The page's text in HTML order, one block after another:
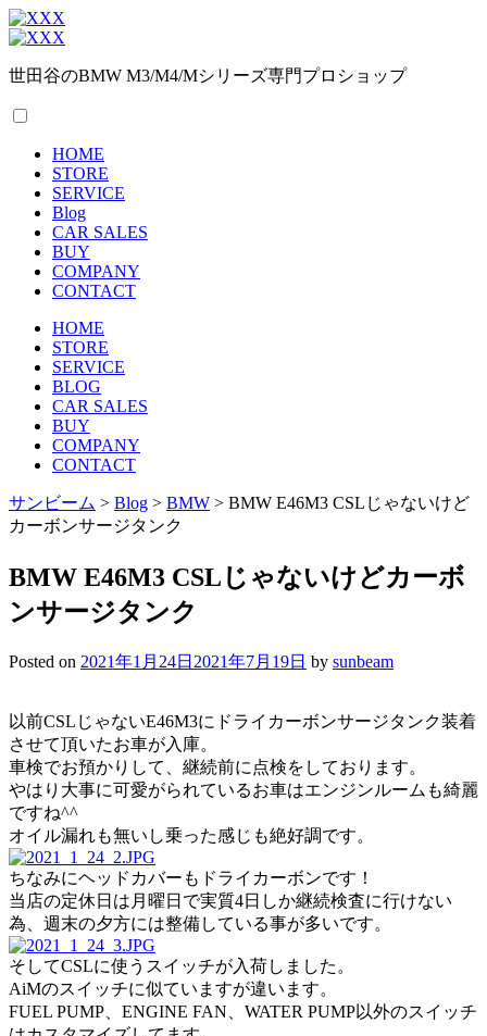
世田谷のBMW M3/M4/Mシリーズ専門プロショップ
HOME
STORE
SERVICE
Blog
CAR SALES
BUY
COMPANY
CONTACT
HOME
STORE
SERVICE
BLOG
CAR SALES
BUY
COMPANY
CONTACT
サンビーム > Blog > BMW > BMW E46M3 CSLじゃないけど
カーボンサージタンク
BMW E46M3 CSLじゃないけどカーボ
ンサージタンク
Posted on 2021年1月24日 2021年7月19日 by sunbeam
以前CSLじゃないE46M3にドライカーボンサージタンク装着
させて頂いたお車が入庫。
車検でお預かりして、継続前に点検をしております。
やはり大事に可愛がられているお車はエンジンルームも綺麗
ですね^^
オイル漏れも無いし乗った感じも絶好調です。
ちなみにヘッドカバーもドライカーボンです！
当店の定休日は月曜日で実質4日しか継続検査に行けない
為、週末の夕方には整備している事が多いです。
そしてCSLに使うスイッチが入荷しました。
AiMのスイッチに似ていますが違います。
FUEL PUMP、ENGINE FAN、WATER PUMP以外のスイッチ